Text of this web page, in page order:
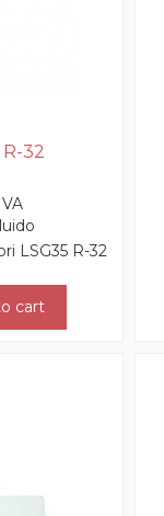
R-32
LSG35 R-32
cart